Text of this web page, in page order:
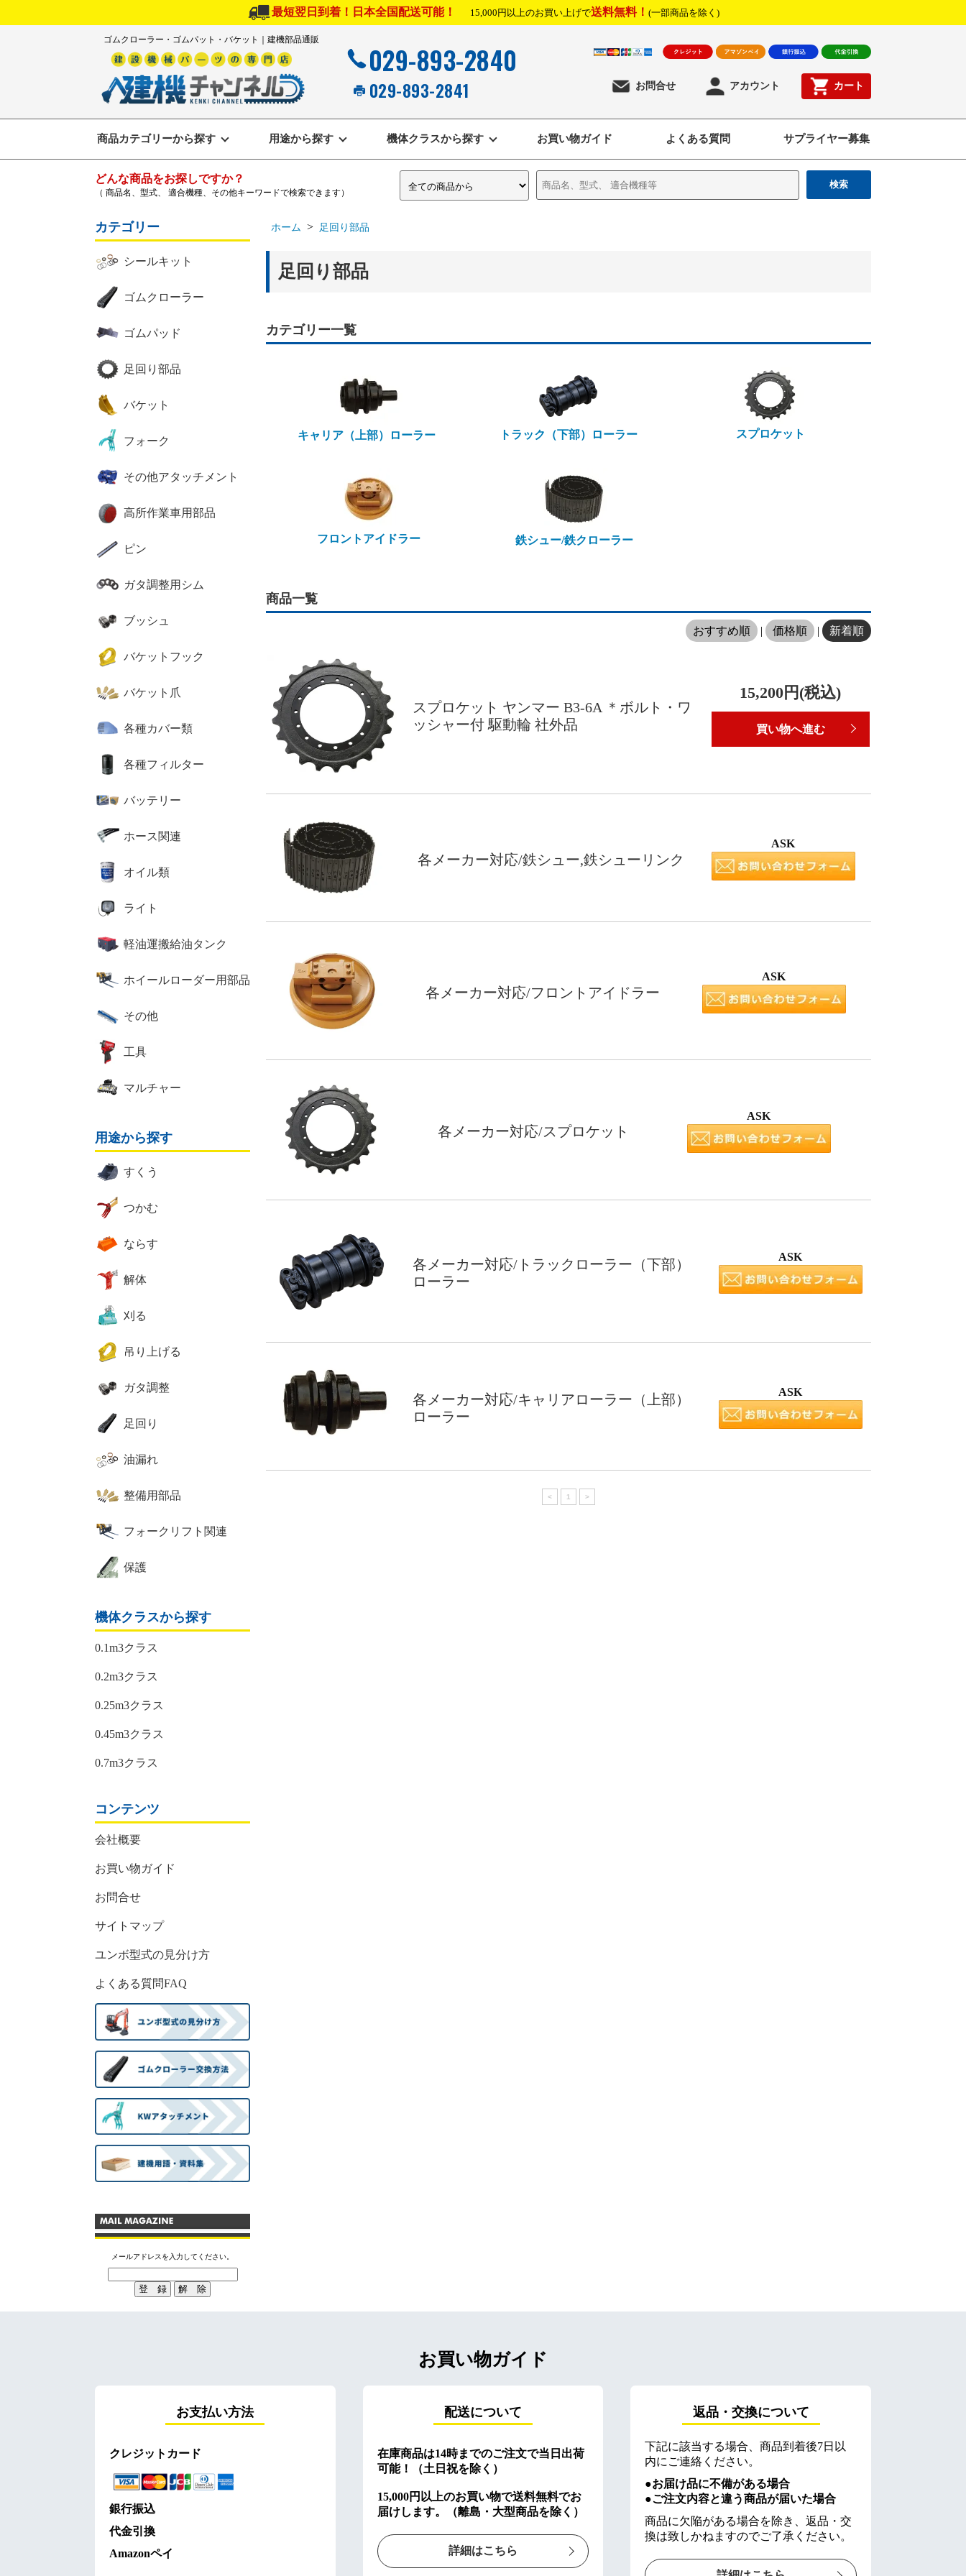
最短翌日到着！日本全国配送可能！ 15,000円以上のお買い上げで送料無料！ (一部商品を除く)
ゴムクローラー・ゴムパット・バケット｜建機部品通販
029-893-2840
029-893-2841 お問合せ アカウント カート
商品カテゴリーから探す 用途から探す 機体クラスから探す お買い物ガイド よくある質問 サプライヤー募集
どんな商品をお探しですか？
（ 商品名、型式、 適合機種、その他キーワードで検索できます）
検索
カテゴリー
シールキット
ゴムクローラー
ゴムパッド
足回り部品
バケット
フォーク
その他アタッチメント
高所作業車用部品
ピン
ガタ調整用シム
ブッシュ
バケットフック
バケット爪
各種カバー類
各種フィルター
バッテリー
ホース関連
オイル類
ライト
軽油運搬給油タンク
ホイールローダー用部品
その他
工具
マルチャー
用途から探す
すくう
つかむ
ならす
解体
刈る
吊り上げる
ガタ調整
足回り
油漏れ
整備用部品
フォークリフト関連
保護
機体クラスから探す
0.1m3クラス
0.2m3クラス
0.25m3クラス
0.45m3クラス
0.7m3クラス
コンテンツ
会社概要
お買い物ガイド
お問合せ
サイトマップ
ユンボ型式の見分け方
よくある質問FAQ
メールアドレスを入力してください。
ホーム > 足回り部品
足回り部品
カテゴリー一覧
キャリア（上部）ローラー トラック（下部）ローラー スプロケット
フロントアイドラー 鉄シュー/鉄クローラー
商品一覧
おすすめ順 | 価格順 | 新着順
スプロケット ヤンマー B3-6A ＊ボルト・ワ
ッシャー付 駆動輪 社外品
15,200円(税込)
買い物へ進む
各メーカー対応/鉄シュー,鉄シューリンク
ASK
各メーカー対応/フロントアイドラー
ASK
各メーカー対応/スプロケット
ASK
各メーカー対応/トラックローラー（下部）
ローラー
ASK
各メーカー対応/キャリアローラー（上部）
ローラー
ASK
< 1 >
お買い物ガイド
お支払い方法
クレジットカード
銀行振込
代金引換
Amazonペイ
配送について
在庫商品は14時までのご注文で当日出荷
可能！（土日祝を除く）
15,000円以上のお買い物で送料無料でお
届けします。（離島・大型商品を除く）
詳細はこちら
返品・交換について
下記に該当する場合、商品到着後7日以
内にご連絡ください。
●お届け品に不備がある場合
●ご注文内容と違う商品が届いた場合
商品に欠陥がある場合を除き、返品・交
換は致しかねますのでご了承ください。